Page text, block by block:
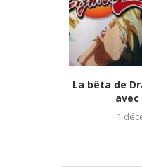
La bêta de
1